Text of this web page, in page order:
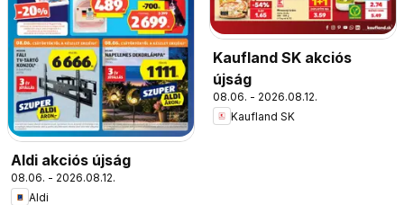
Aldi akciós újság
08.06. - 2026.08.12.
Aldi
Kaufland SK akciós
újság
08.06. - 2026.08.12.
Kaufland SK